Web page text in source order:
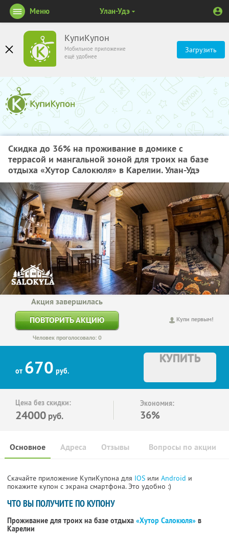
КупиКупон
Мобильное приложение
ещё удобнее
Загрузить
Меню Улан-Удэ
Скидка до 36% на проживание в домике с
террасой и мангальной зоной для троих на базе
отдыха «Хутор Салокюля» в Карелии. Улан-Удэ
Купи первым!
Акция завершилась
ПОВТОРИТЬ АКЦИЮ
Человек проголосовало: 0
от 670 руб.
КУПИТЬ
Цена без скидки:
24000 руб.
Экономия:
36%
Основное Отзывы Вопросы по акции
Адреса
Скачайте приложение КупиКупона для IOS или Android и
покажите купон с экрана смартфона. Это удобно :)
ЧТО ВЫ ПОЛУЧИТЕ ПО КУПОНУ
Проживание для троих на базе отдыха «Хутор Салокюля» в
Карелии